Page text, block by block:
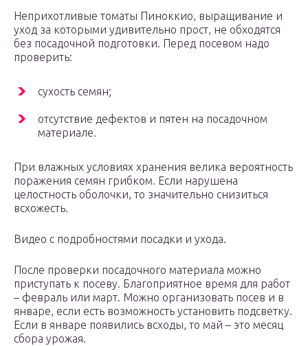
Неприхотливые томаты Пиноккио, выращивание и
уход за которыми удивительно прост, не обходятся
без посадочной подготовки. Перед посевом надо
проверить:
сухость семян;
отсутствие дефектов и пятен на посадочном
материале.
При влажных условиях хранения велика вероятность
поражения семян грибком. Если нарушена
целостность оболочки, то значительно снизиться
всхожесть.
Видео с подробностями посадки и ухода.
После проверки посадочного материала можно
приступать к посеву. Благоприятное время для работ
– февраль или март. Можно организовать посев и в
январе, если есть возможность установить подсветку.
Если в январе появились всходы, то май – это месяц
сбора урожая.